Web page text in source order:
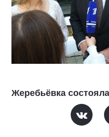
Жеребьёвка